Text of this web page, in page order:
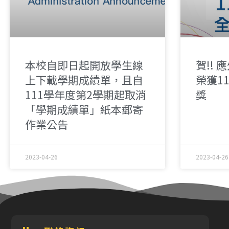
本校自即日起開放學生線
上下載學期成績單，且自
111學年度第2學期起取消
「學期成績單」紙本郵寄
作業公告
2023-04-26
賀!!
榮獲
獎
2023-04-26